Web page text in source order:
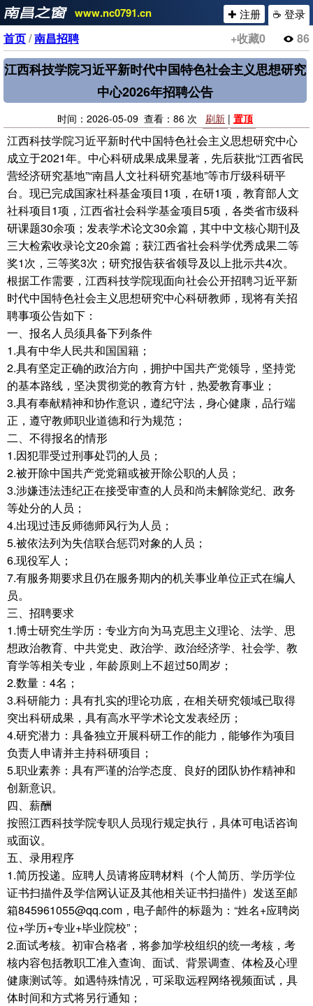
www.nc0791.cn ☕ 登录
✚ 注册
+收藏0 86
首页/南昌招聘
江西科技学院习近平新时代中国特色社会主义思想研究
中心2026年招聘公告
时间：2026-05-09 查看：86 次 刷新 | 置顶
江西科技学院习近平新时代中国特色社会主义思想研究中心
成立于2021年。中心科研成果成果显著，先后获批“江西省民
营经济研究基地”“南昌人文社科研究基地”等市厅级科研平
台。现已完成国家社科基金项目1项，在研1项，教育部人文
社科项目1项，江西省社会科学基金项目5项，各类省市级科
研课题30余项；发表学术论文30余篇，其中中文核心期刊及
三大检索收录论文20余篇；获江西省社会科学优秀成果二等
奖1次，三等奖3次；研究报告获省领导及以上批示共4次。
根据工作需要，江西科技学院现面向社会公开招聘习近平新
时代中国特色社会主义思想研究中心科研教师，现将有关招
聘事项公告如下：
一、报名人员须具备下列条件
1.具有中华人民共和国国籍；
2.具有坚定正确的政治方向，拥护中国共产党领导，坚持党
的基本路线，坚决贯彻党的教育方针，热爱教育事业；
3.具有奉献精神和协作意识，遵纪守法，身心健康，品行端
正，遵守教师职业道德和行为规范；
二、不得报名的情形
1.因犯罪受过刑事处罚的人员；
2.被开除中国共产党党籍或被开除公职的人员；
3.涉嫌违法违纪正在接受审查的人员和尚未解除党纪、政务
等处分的人员；
4.出现过违反师德师风行为人员；
5.被依法列为失信联合惩罚对象的人员；
6.现役军人；
7.有服务期要求且仍在服务期内的机关事业单位正式在编人
员。
三、招聘要求
1.博士研究生学历：专业方向为马克思主义理论、法学、思
想政治教育、中共党史、政治学、政治经济学、社会学、教
育学等相关专业，年龄原则上不超过50周岁；
2.数量：4名；
3.科研能力：具有扎实的理论功底，在相关研究领域已取得
突出科研成果，具有高水平学术论文发表经历；
4.研究潜力：具备独立开展科研工作的能力，能够作为项目
负责人申请并主持科研项目；
5.职业素养：具有严谨的治学态度、良好的团队协作精神和
创新意识。
四、薪酬
按照江西科技学院专职人员现行规定执行，具体可电话咨询
或面议。
五、录用程序
1.简历投递。应聘人员请将应聘材料（个人简历、学历学位
证书扫描件及学信网认证及其他相关证书扫描件）发送至邮
箱845961055@qq.com，电子邮件的标题为：“姓名+应聘岗
位+学历+专业+毕业院校”；
2.面试考核。初审合格者，将参加学校组织的统一考核，考
核内容包括教职工准入查询、面试、背景调查、体检及心理
健康测试等。如遇特殊情况，可采取远程网络视频面试，具
体时间和方式将另行通知；